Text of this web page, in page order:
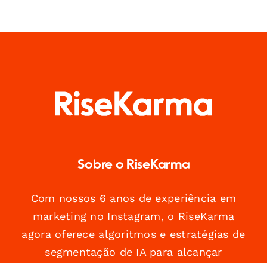
Sobre o RiseKarma
Com nossos 6 anos de experiência em
marketing no Instagram, o RiseKarma
agora oferece algoritmos e estratégias de
segmentação de IA para alcançar